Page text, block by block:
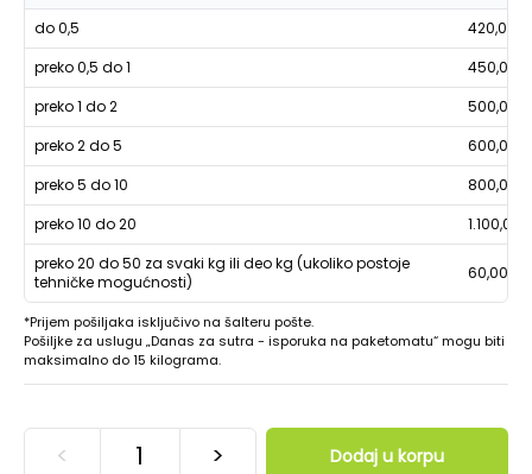
do 0,5
420,00
preko 0,5 do 1
450,00
preko 1 do 2
500,00
preko 2 do 5
600,00
preko 5 do 10
800,00
preko 10 do 20
1.100,00
preko 20 do 50 za svaki kg ili deo kg (ukoliko postoje
tehničke mogućnosti)
60,00
*Prijem pošiljaka isključivo na šalteru pošte.
Pošiljke za uslugu „Danas za sutra - isporuka na paketomatu“ mogu biti
maksimalno do 15 kilograma.
< > Dodaj u korpu